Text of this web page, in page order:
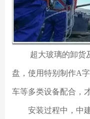
超大玻璃的卸货
盘，使用特别制作A
车等多类设备配合，
安装过程中，中建